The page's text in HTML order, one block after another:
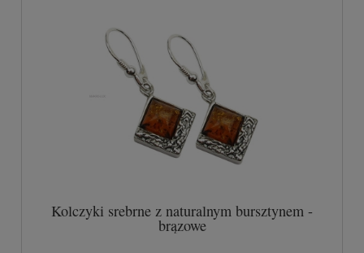
Kolczyki srebrne z naturalnym bursztynem -
brązowe